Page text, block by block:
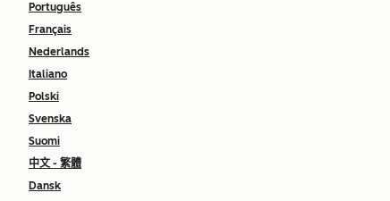
Português
Français
Nederlands
Italiano
Polski
Svenska
Suomi
中文 - 繁體
Dansk